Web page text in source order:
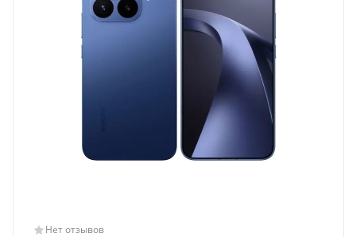
Нет отзывов